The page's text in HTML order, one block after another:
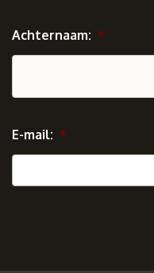
Achternaam: *
E-mail: *